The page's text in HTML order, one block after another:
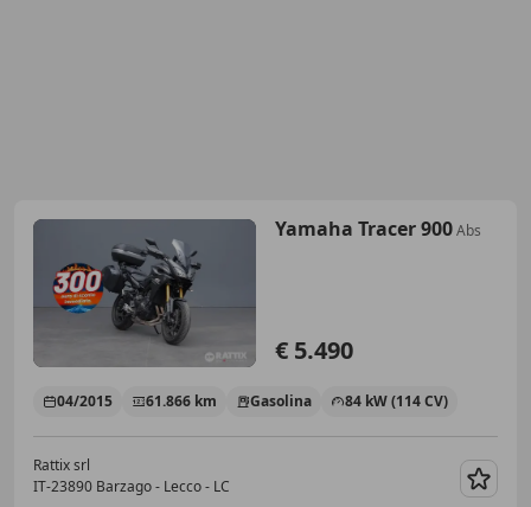
Yamaha Tracer 900Abs
€ 5.490
04/2015 61.866 km Gasolina 84 kW (114 CV)
Rattix srl
IT-23890 Barzago - Lecco - LC